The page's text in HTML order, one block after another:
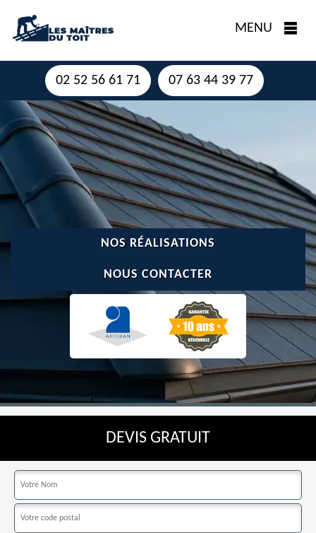
MENU
02 52 56 61 71 07 63 44 39 77
NOS RÉALISATIONS
NOUS CONTACTER
DEVIS GRATUIT